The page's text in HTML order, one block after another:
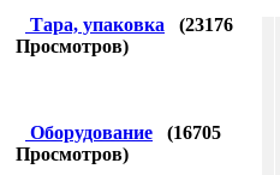
Тара, упаковка (23176
Просмотров)
Оборудование (16705
Просмотров)